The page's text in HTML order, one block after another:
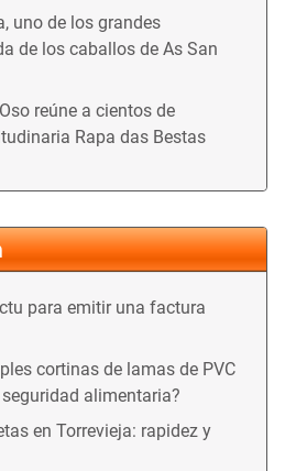
uno de los grandes
de los caballos de As San
reúne a cientos de
Rapa das Bestas
para emitir una factura
cortinas de lamas de PVC
alimentaria?
en Torrevieja: rapidez y